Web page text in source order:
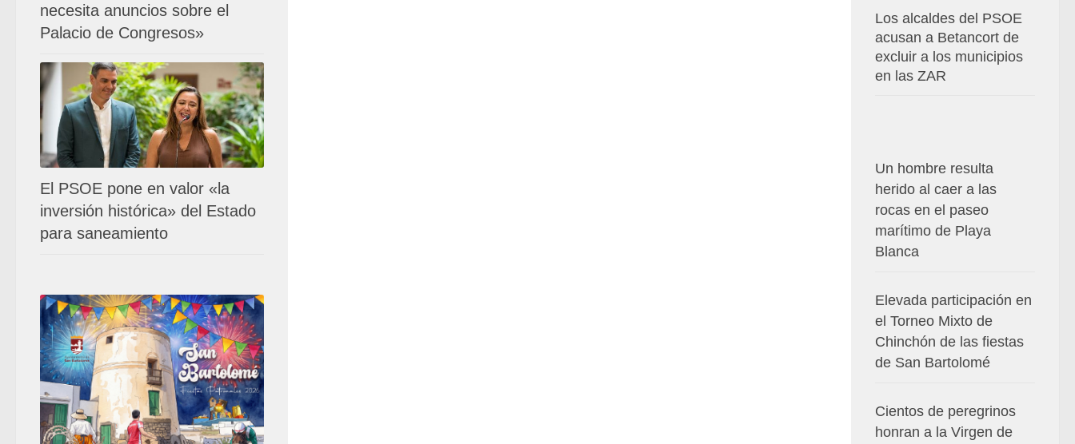
necesita anuncios sobre el
Palacio de Congresos»
El PSOE pone en valor «la
inversión histórica» del Estado
para saneamiento
Los alcaldes del PSOE
acusan a Betancort de
excluir a los municipios
en las ZAR
Un hombre resulta
herido al caer a las
rocas en el paseo
marítimo de Playa
Blanca
Elevada participación en
el Torneo Mixto de
Chinchón de las fiestas
de San Bartolomé
Cientos de peregrinos
honran a la Virgen de